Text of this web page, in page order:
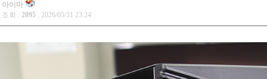
아이마
조회 : 2095 , 2026/05/31 23:24